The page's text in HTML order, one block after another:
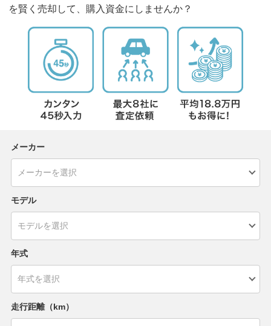
を賢く売却して、購入資金にしませんか？
メーカー
モデル
年式
走行距離（km）